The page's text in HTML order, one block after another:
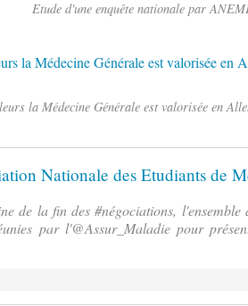
Etude d'une enquête nationale par
la Médecine Générale est valorisée en
Nationale des Etudiants de
de la fin des #négociations, l'ensemble
par l'@Assur_Maladie pour